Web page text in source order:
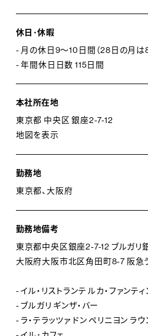
休日･休暇
- 月の休日9～10日間（28日の月は8
- 年間休日日数 115日間
本社所在地
東京都 中央区 銀座2-7-12
地図を表示
勤務地
東京都、大阪府
勤務地備考
東京都中央区銀座2-7-12 ブルガリ
大阪府大阪市北区角田町8-7 阪急
- イル・リストランテ ルカ・ファンティ
- ブルガリ ギンザ・バー
- ラ・テラッツァ ドン ペリニヨン ラウ